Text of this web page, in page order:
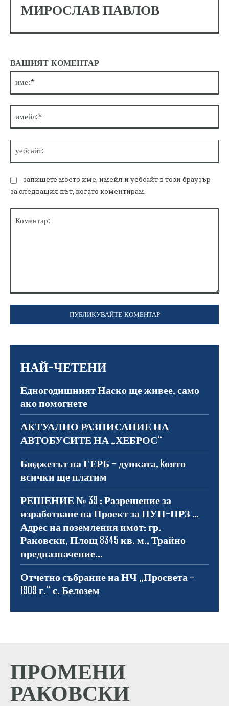
МИРОСЛАВ ПАВЛОВ
ВАШИЯТ КОМЕНТАР
запишете моето име, имейл и уебсайт в този браузър
за следващия път, когато коментирам.
НАЙ-ЧЕТЕНИ
Едногодишният Наско ще живее, само
ако помогнете
АКТУАЛНО РАЗПИСАНИЕ НА
АВТОБУСИТЕ НА „ХЕБРОС“
Бюджетът на ГЕРБ – дупката, kоято
всички ще платим
РЕШЕНИЕ № 39 : Разрешение за
изработване на Проект за ПУП-ПРЗ …
Адрес на поземления имот: гр.
Раковски, Площ 8345 кв. м., Трайно
предназначение...
Отчетно събрание на НЧ „Просвета –
1909 г.“ с. Белозем
ПРОМЕНИ
РАКОВСКИ